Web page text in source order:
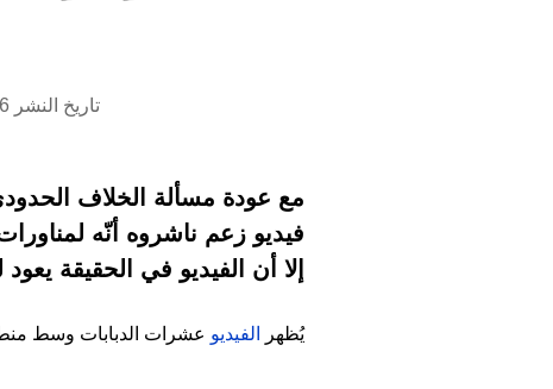
تاريخ النشر 26 فبراير 2026 الساعة 14:52
مع عودة مسألة الخلاف
فيديو زعم ناشروه أنّه
إلا أن الفيديو في الحقيقة
يُظهر الفيديو عشرات الدبابات وسط